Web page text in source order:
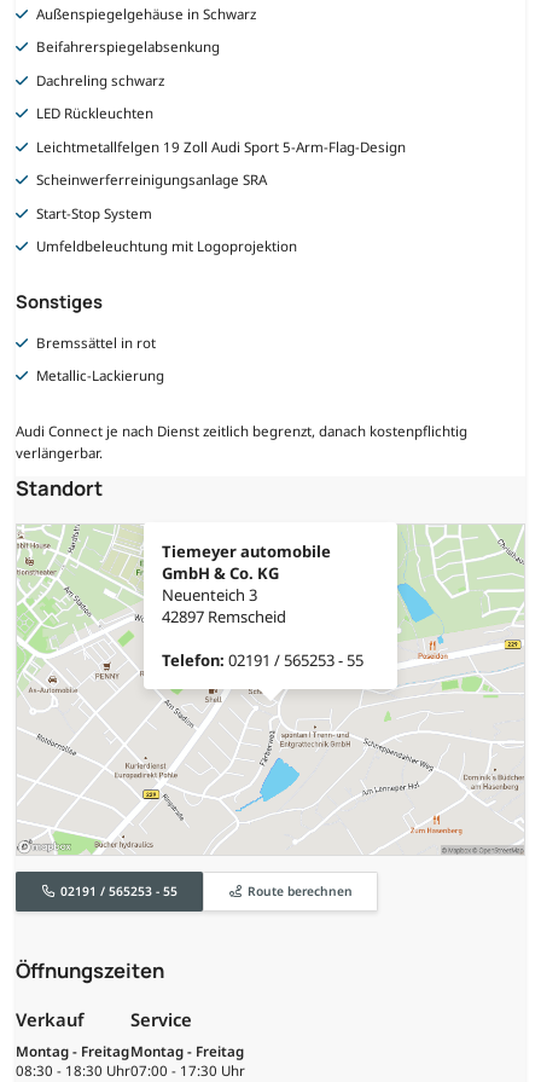
Außenspiegelgehäuse in Schwarz
Beifahrerspiegelabsenkung
Dachreling schwarz
LED Rückleuchten
Leichtmetallfelgen 19 Zoll Audi Sport 5-Arm-Flag-Design
Scheinwerferreinigungsanlage SRA
Start-Stop System
Umfeldbeleuchtung mit Logoprojektion
Sonstiges
Bremssättel in rot
Metallic-Lackierung
Audi Connect je nach Dienst zeitlich begrenzt, danach kostenpflichtig
verlängerbar.
Standort
Tiemeyer automobile
GmbH & Co. KG
Neuenteich 3
42897 Remscheid
Telefon: 02191 / 565253 - 55
02191 / 565253 - 55 Route berechnen
Öffnungszeiten
Verkauf
Montag - Freitag
08:30 - 18:30 Uhr
Service
Montag - Freitag
07:00 - 17:30 Uhr